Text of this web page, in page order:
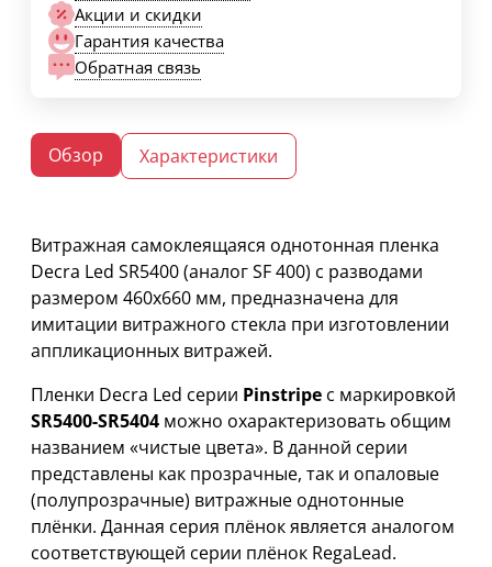
Акции и скидки
Гарантия качества
Обратная связь
Обзор Характеристики
Витражная самоклеящаяся однотонная пленка
Decra Led SR5400 (аналог SF 400) c разводами
размером 460х660 мм, предназначена для
имитации витражного стекла при изготовлении
аппликационных витражей.
Пленки Decra Led серии Pinstripe с маркировкой
SR5400-SR5404 можно охарактеризовать общим
названием «чистые цвета». В данной серии
представлены как прозрачные, так и опаловые
(полупрозрачные) витражные однотонные
плёнки. Данная серия плёнок является аналогом
соответствующей серии плёнок RegaLead.